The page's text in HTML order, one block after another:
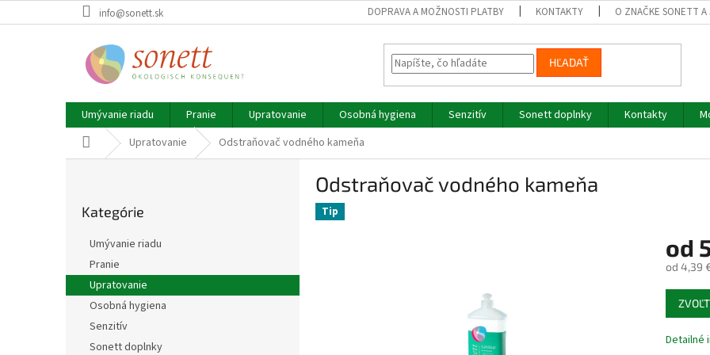
na
info@sonett.sk DOPRAVA A MOŽNOSTI PLATBY KONTAKTY O ZNAČKE SONETT A
HĽADAŤ
Umývanie riadu Pranie Upratovanie Osobná hygiena Senzitív Sonett doplnky Kontakty
DomovUpratovanie Odstraňovač vodného kameňa
a
kategórie
Kategórie
Umývanie riadu
Pranie
Upratovanie
Osobná hygiena
Senzitív
Sonett doplnky
Odstraňovač vodného kameňa
Tip
od
od 4,39
cena:
Detailné